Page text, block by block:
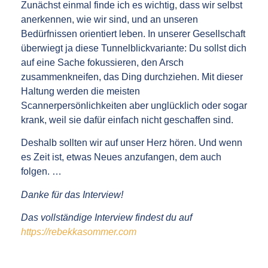
Zunächst einmal finde ich es wichtig, dass wir selbst
anerkennen, wie wir sind, und an unseren
Bedürfnissen orientiert leben. In unserer Gesellschaft
überwiegt ja diese Tunnelblickvariante: Du sollst dich
auf eine Sache fokussieren, den Arsch
zusammenkneifen, das Ding durchziehen. Mit dieser
Haltung werden die meisten
Scannerpersönlichkeiten aber unglücklich oder sogar
krank, weil sie dafür einfach nicht geschaffen sind.
Deshalb sollten wir auf unser Herz hören. Und wenn
es Zeit ist, etwas Neues anzufangen, dem auch
folgen. …
Danke für das Interview!
Das vollständige Interview findest du auf
https://rebekkasommer.com